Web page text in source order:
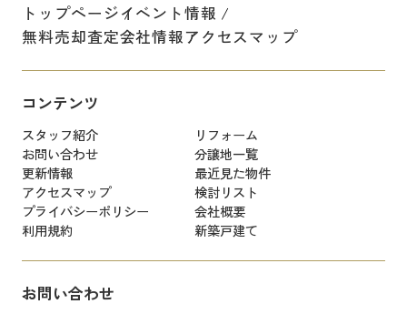
トップページイベント情報
無料売却査定会社情報アクセスマップ
コンテンツ
スタッフ紹介
リフォーム
お問い合わせ
分譲地一覧
更新情報
最近見た物件
アクセスマップ
検討リスト
プライバシーポリシー
会社概要
利用規約
新築戸建て
お問い合わせ